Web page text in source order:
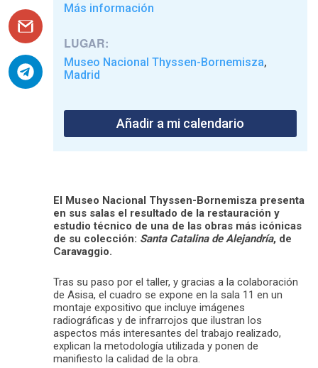
Más información
LUGAR:
Museo Nacional Thyssen-Bornemisza,
Madrid
Añadir a mi calendario
El Museo Nacional Thyssen-Bornemisza presenta
en sus salas el resultado de la restauración y
estudio técnico de una de las obras más icónicas
de su colección: Santa Catalina de Alejandría, de
Caravaggio.
Tras su paso por el taller, y gracias a la colaboración
de Asisa, el cuadro se expone en la sala 11 en un
montaje expositivo que incluye imágenes
radiográficas y de infrarrojos que ilustran los
aspectos más interesantes del trabajo realizado,
explican la metodología utilizada y ponen de
manifiesto la calidad de la obra.